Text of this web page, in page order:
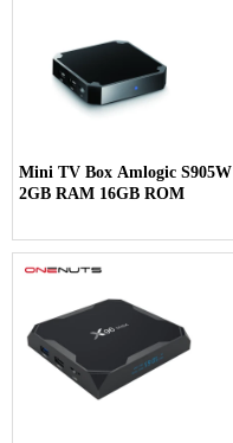
Mini TV Box Amlogic S905W
2GB RAM 16GB ROM